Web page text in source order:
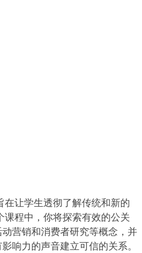
让学生透彻了解传统和新的
程中，你将探索有效的公关
营销和消费者研究等概念，并
响力的声音建立可信的关系。